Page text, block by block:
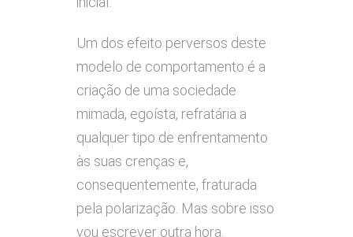
Um dos efeito perversos deste
modelo de comportamento é a
criação de uma sociedade
mimada, egoísta, refratária a
qualquer tipo de enfrentamento
às suas crenças e,
consequentemente, fraturada
pela polarização. Mas sobre isso
vou escrever outra hora.